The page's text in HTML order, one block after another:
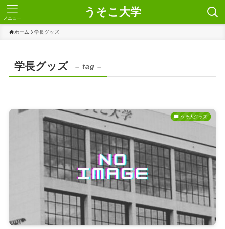
うそこ大学
メニュー
ホーム 学長グッズ
学長グッズ – tag –
うそ大グッズ